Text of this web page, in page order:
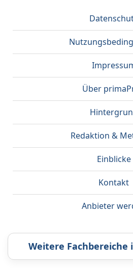
Über
Redaktion &
Einblicke
Kontakt
Anbieter
Weitere Fachbereiche